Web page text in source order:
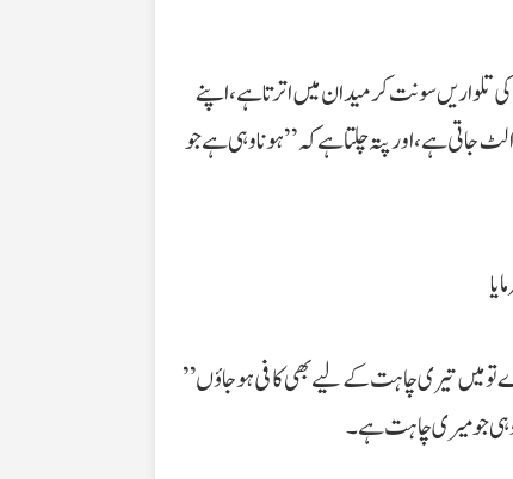
تلواریں سونت کر میدان میں اترتا ہے، اپنے
جاتی ہے، اور پتہ چلتا ہے کہ ”ہونا وہی ہے جو
”اے داؤد! ایک تیری چاہت ہے اور ایک میری چاہت ہے، ہوگا وہی جو میری چاہت ہے۔ اگر تُو اپنی چاہت کو میری چاہت کے تابع کردے تو میں تیری چاہت کے لیے بھی کافی ہو جاؤں